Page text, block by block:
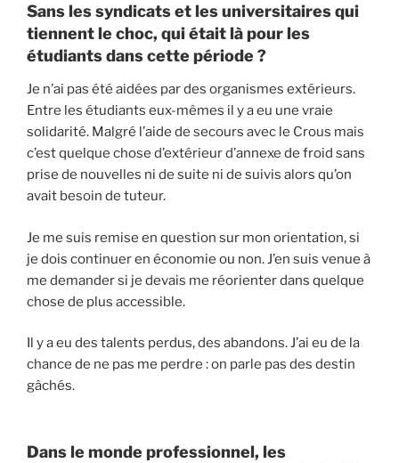
Sans les syndicats et les universitaires qui
tiennent le choc, qui était là pour les
étudiants dans cette période ?
Je n’ai pas été aidées par des organismes extérieurs.
Entre les étudiants eux-mêmes il y a eu une vraie
solidarité. Malgré l’aide de secours avec le Crous mais
c’est quelque chose d’extérieur d’annexe de froid sans
prise de nouvelles ni de suite ni de suivis alors qu’on
avait besoin de tuteur.
Je me suis remise en question sur mon orientation, si
je dois continuer en économie ou non. J’en suis venue à
me demander si je devais me réorienter dans quelque
chose de plus accessible.
Il y a eu des talents perdus, des abandons. J’ai eu de la
chance de ne pas me perdre : on parle pas des destin
gâchés.
Dans le monde professionnel, les